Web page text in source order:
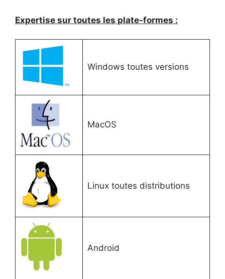
Expertise sur toutes les plate-formes :
Windows toutes versions
MacOS
Linux toutes distributions
Android